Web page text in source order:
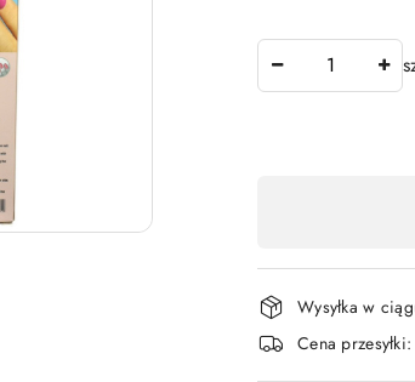
płatność
i
dostawa
Wysyłka w
Cena przesyłki: